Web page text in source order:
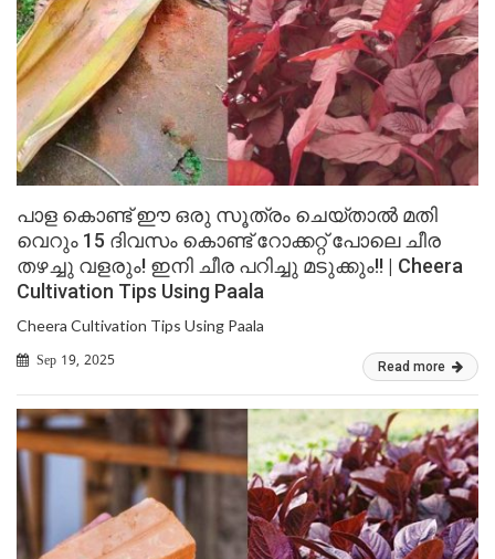
പാള കൊണ്ട് ഈ ഒരു സൂത്രം ചെയ്താൽ മതി
വെറും 15 ദിവസം കൊണ്ട് റോക്കറ്റ് പോലെ ചീര
തഴച്ചു വളരും! ഇനി ചീര പറിച്ചു മടുക്കും!! | Cheera
Cultivation Tips Using Paala
Cheera Cultivation Tips Using Paala
Sep 19, 2025 Read more